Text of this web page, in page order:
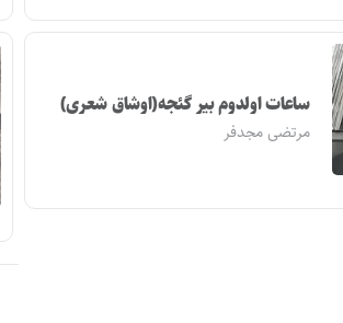
ساعات اولدوم بیر گئجه(اوشاق شعری)
مرتضی مجدفر